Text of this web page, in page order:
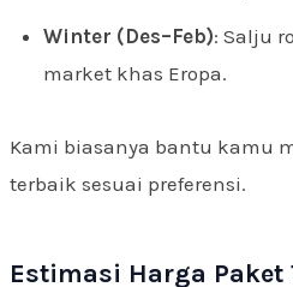
Winter (Des–Feb): Salju
market khas Eropa.
Kami biasanya bantu kamu
terbaik sesuai preferensi.
Estimasi Harga Paket